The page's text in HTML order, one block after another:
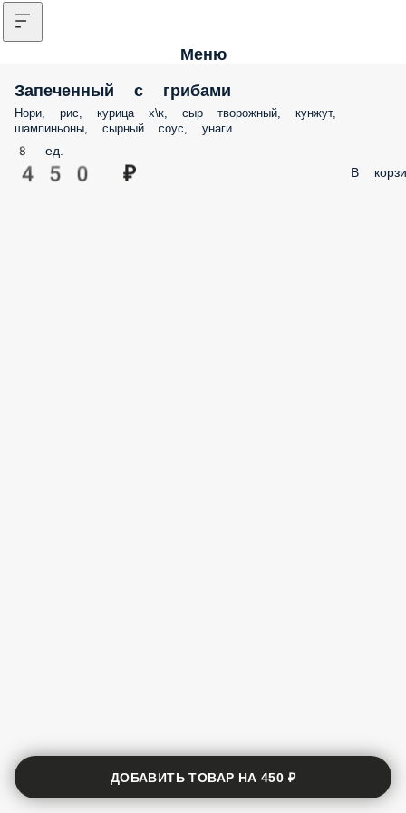
Меню
Запеченный с грибами
Нори, рис, курица х\к, сыр творожный, кунжут, шампиньоны,
соус, унаги
8 ед.
450 ₽ В
ДОБАВИТЬ ТОВАР НА450 ₽